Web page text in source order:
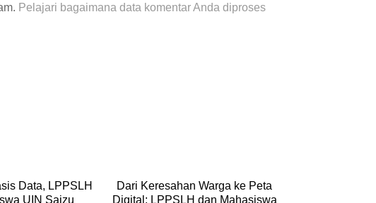
Pelajari bagaimana data komentar Anda diproses
Data, LPPSLH
UIN Saizu
Dari Keresahan Warga ke Peta
Digital: LPPSLH dan Mahasiswa